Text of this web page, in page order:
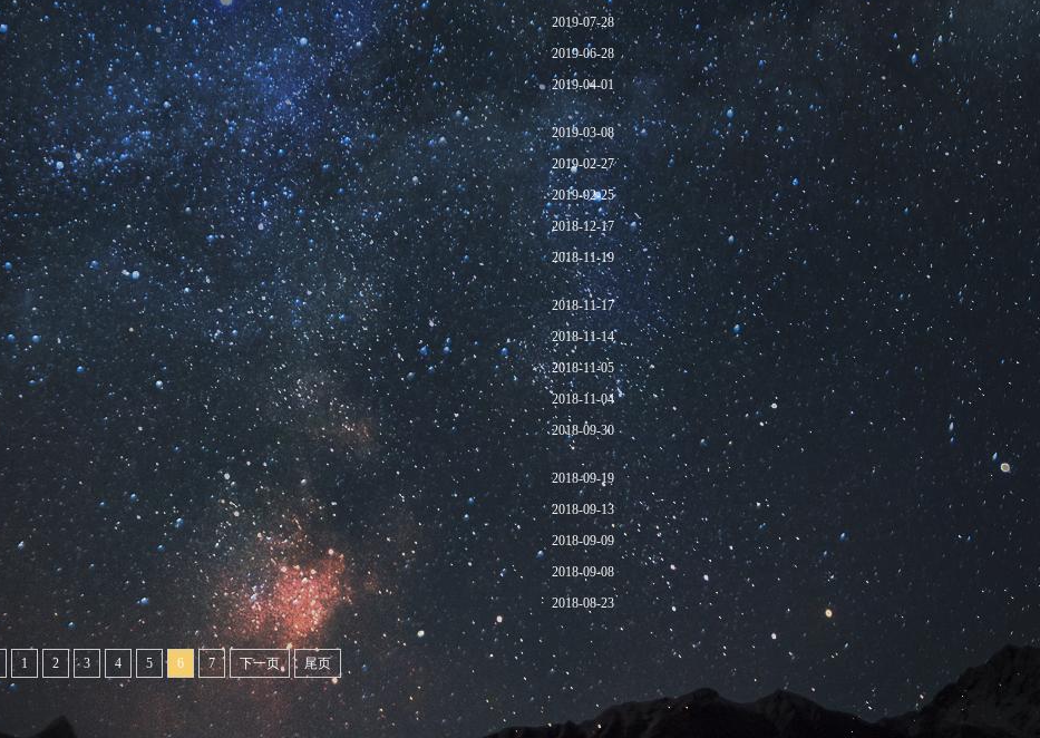
2019-07-28
2019-06-28
2019-04-01
2019-03-08
2019-02-27
2019-02-25
2018-12-17
2018-11-19
2018-11-17
2018-11-14
2018-11-05
2018-11-04
2018-09-30
2018-09-19
2018-09-13
2018-09-09
2018-09-08
2018-08-23
1 2 3 4 5 6 7 下一页 尾页